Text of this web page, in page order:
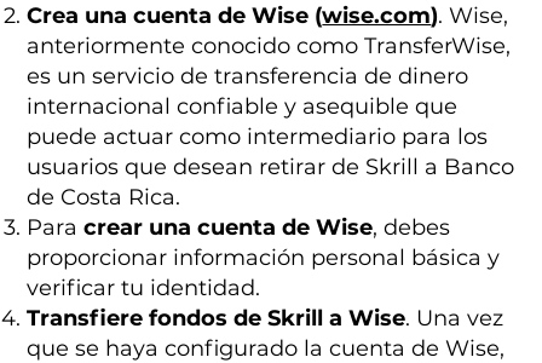
Crea una cuenta de Wise (wise.com). Wise,
anteriormente conocido como TransferWise,
es un servicio de transferencia de dinero
internacional confiable y asequible que
puede actuar como intermediario para los
usuarios que desean retirar de Skrill a Banco
de Costa Rica.
Paracrear una cuenta de Wise, debes
proporcionar información personal básica y
verificar tu identidad.
Transfiere fondos de Skrill a Wise. Una vez
que se haya configurado la cuenta de Wise,